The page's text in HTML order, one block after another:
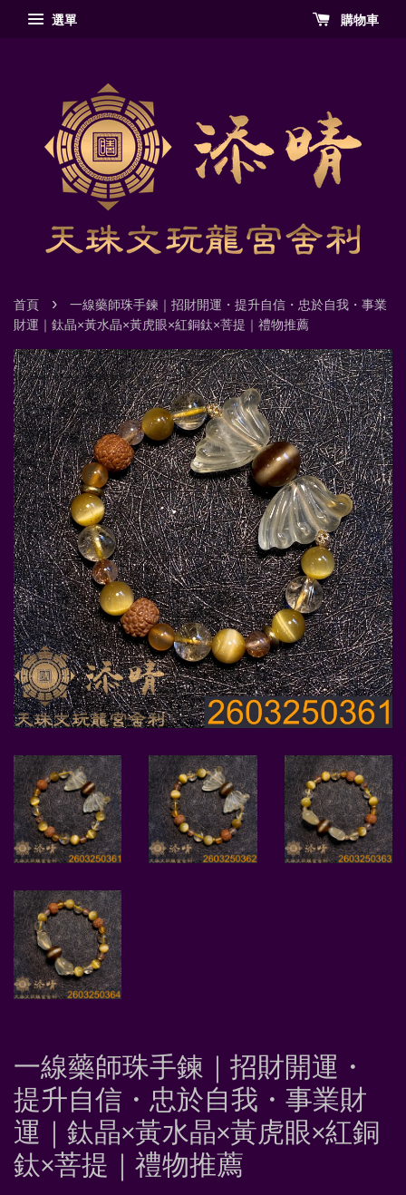
選單 購物車
首頁 ›
一線藥師珠手鍊｜招財開運・提升自信・忠於自我・事業
財運｜鈦晶×黃水晶×黃虎眼×紅銅鈦×菩提｜禮物推薦
一線藥師珠手鍊｜招財開運・
提升自信・忠於自我・事業財
運｜鈦晶×黃水晶×黃虎眼×紅銅
鈦×菩提｜禮物推薦